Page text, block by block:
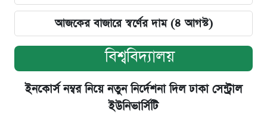
আজকের বাজারে স্বর্ণের দাম (৪ আগস্ট)
বিশ্ববিদ্যালয়
ইনকোর্স নম্বর নিয়ে নতুন নির্দেশনা দিল ঢাকা সেন্ট্রাল
ইউনিভার্সিটি